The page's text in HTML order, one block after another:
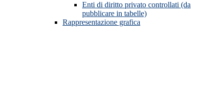
Enti di diritto privato controllati (da
pubblicare in tabelle)
Rappresentazione grafica